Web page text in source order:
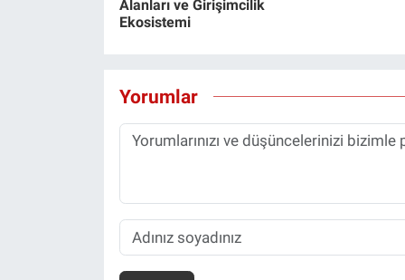
Alanları ve Girişimcilik
Ekosistemi
Yorumlar